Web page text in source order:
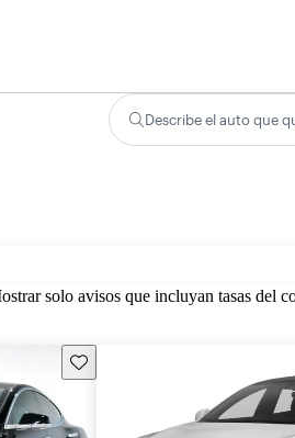
Describe el auto que
solo avisos que incluyan tasas del
Guarda este Aviso